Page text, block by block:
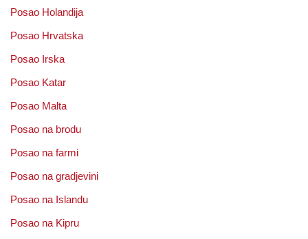
Posao Holandija
Posao Hrvatska
Posao Irska
Posao Katar
Posao Malta
Posao na brodu
Posao na farmi
Posao na gradjevini
Posao na Islandu
Posao na Kipru